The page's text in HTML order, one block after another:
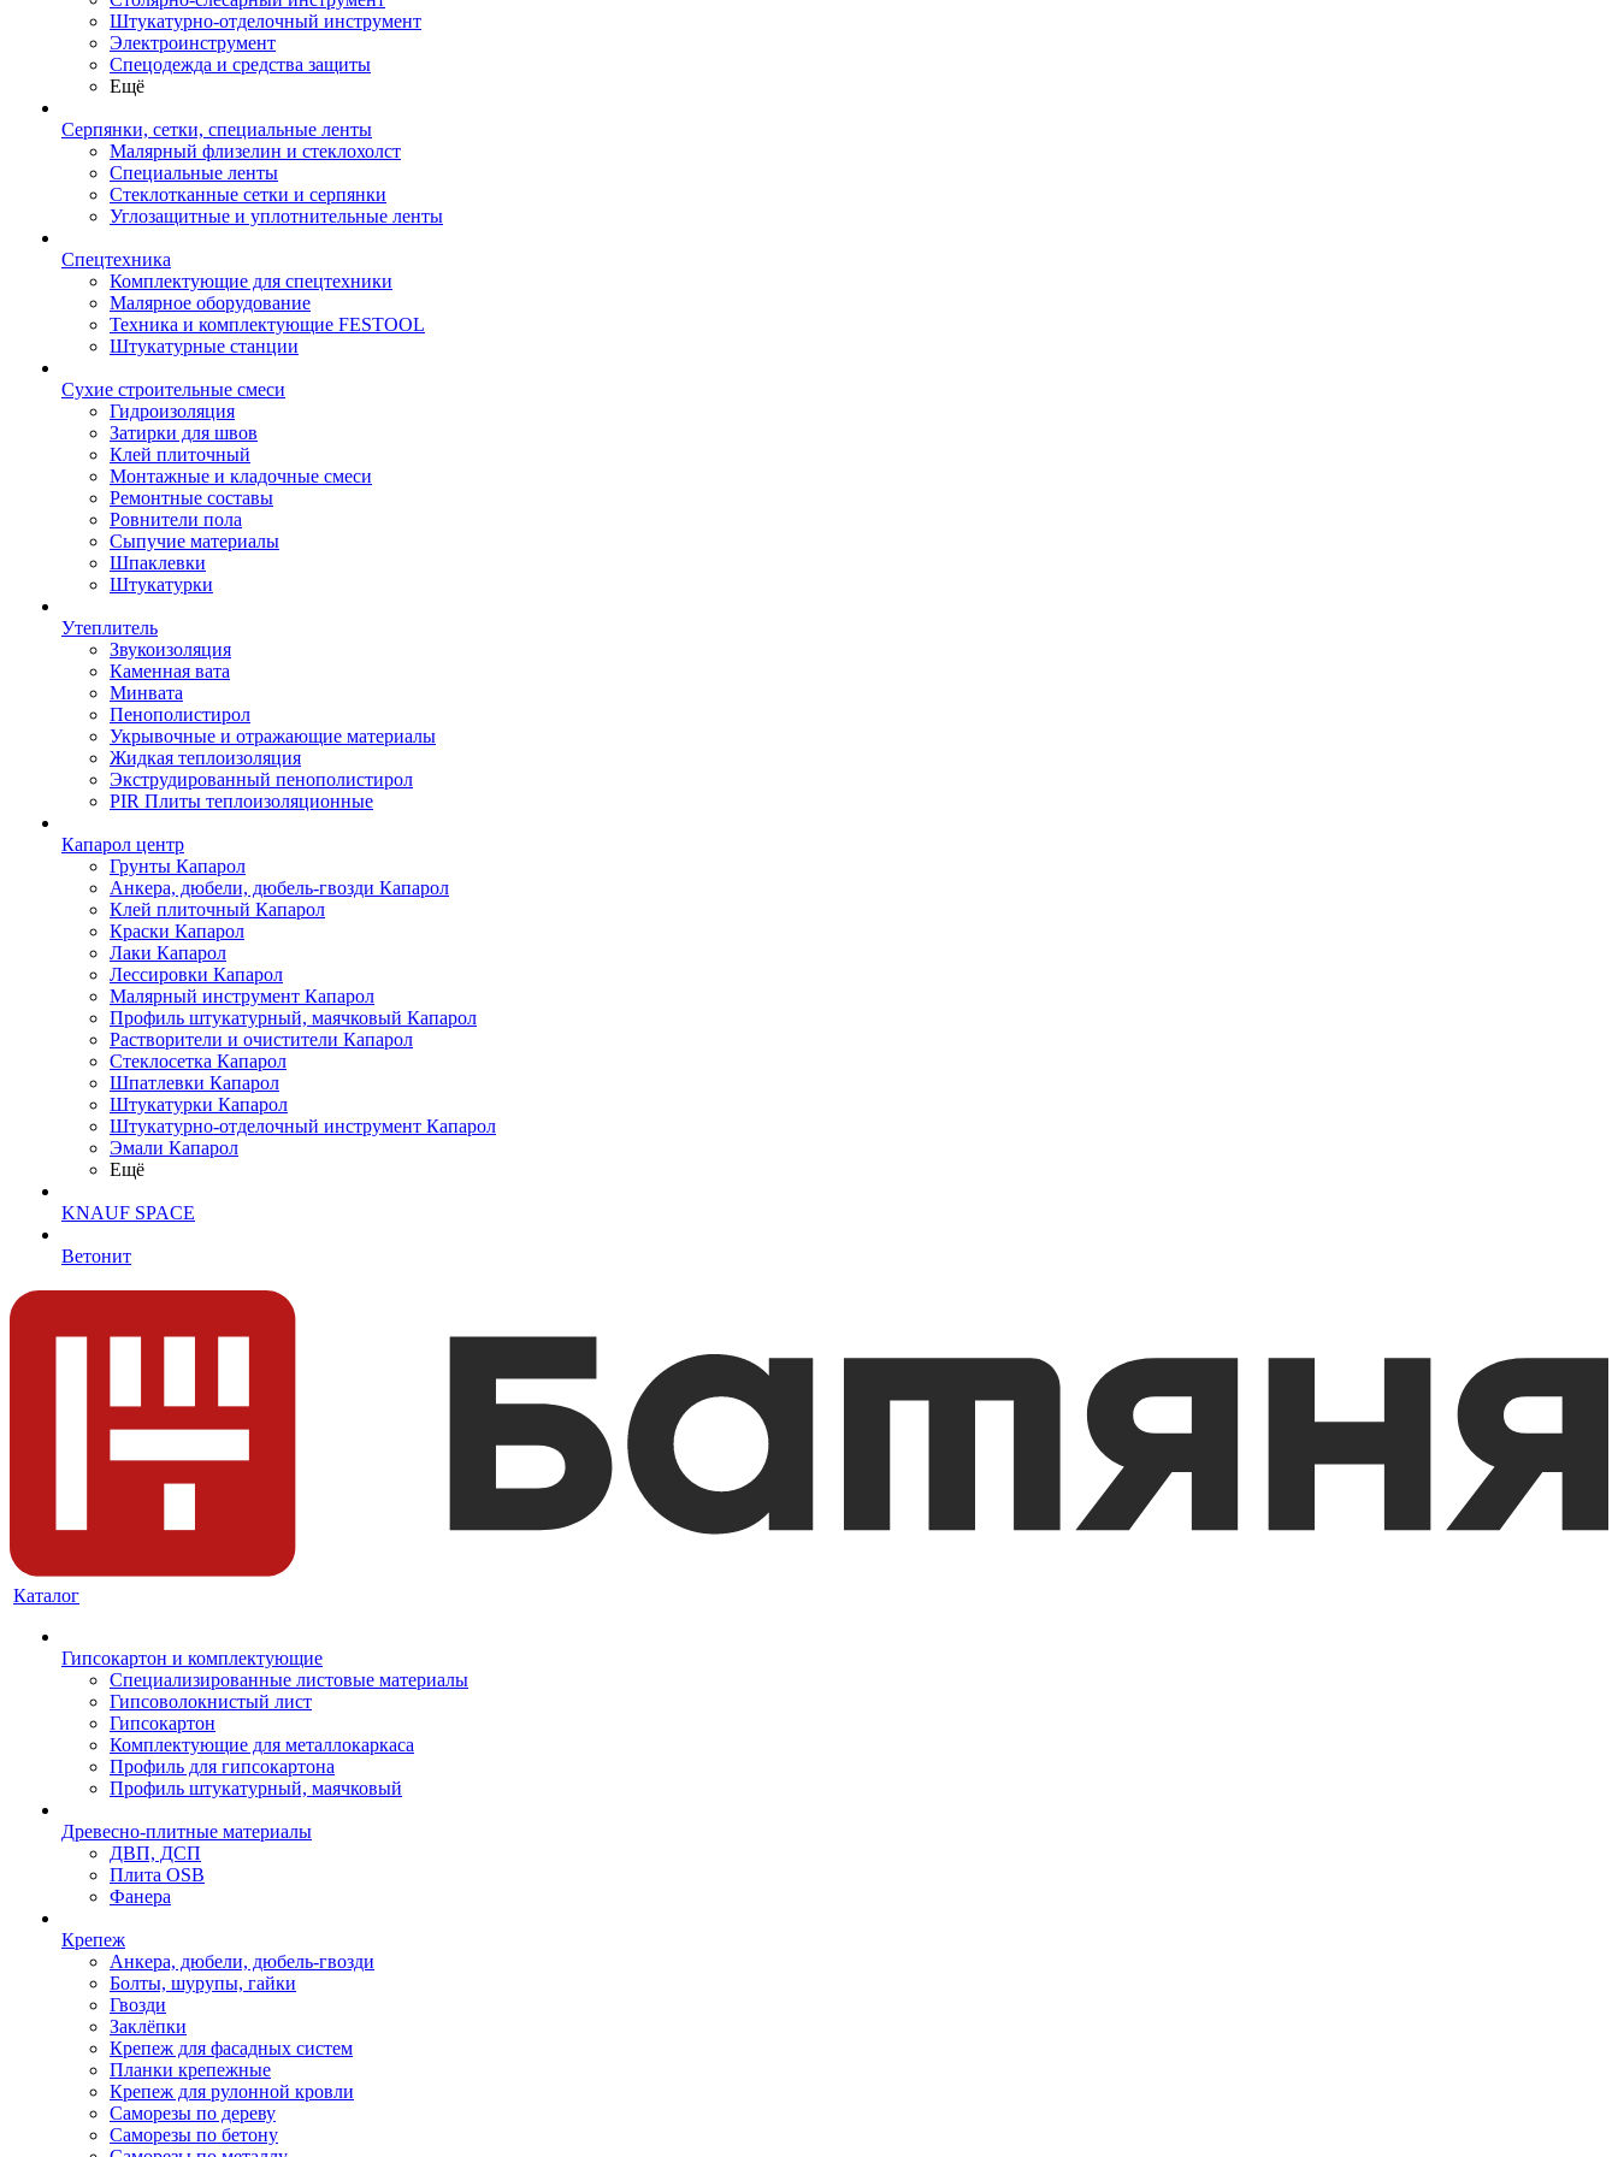
Штукатурно-отделочный инструмент
Электроинструмент
Спецодежда и средства защиты
Ещё
Серпянки, сетки, специальные ленты
Малярный флизелин и стеклохолст
Специальные ленты
Стеклотканные сетки и серпянки
Углозащитные и уплотнительные ленты
Спецтехника
Комплектующие для спецтехники
Малярное оборудование
Техника и комплектующие FESTOOL
Штукатурные станции
Сухие строительные смеси
Гидроизоляция
Затирки для швов
Клей плиточный
Монтажные и кладочные смеси
Ремонтные составы
Ровнители пола
Сыпучие материалы
Шпаклевки
Штукатурки
Утеплитель
Звукоизоляция
Каменная вата
Минвата
Пенополистирол
Укрывочные и отражающие материалы
Жидкая теплоизоляция
Экструдированный пенополистирол
PIR Плиты теплоизоляционные
Капарол центр
Грунты Капарол
Анкера, дюбели, дюбель-гвозди Капарол
Клей плиточный Капарол
Краски Капарол
Лаки Капарол
Лессировки Капарол
Малярный инструмент Капарол
Профиль штукатурный, маячковый Капарол
Растворители и очистители Капарол
Cтеклосетка Капарол
Шпатлевки Капарол
Штукатурки Капарол
Штукатурно-отделочный инструмент Капарол
Эмали Капарол
Ещё
KNAUF SPACE
Ветонит
Каталог
Гипсокартон и комплектующие
Специализированные листовые материалы
Гипсоволокнистый лист
Гипсокартон
Комплектующие для металлокаркаса
Профиль для гипсокартона
Профиль штукатурный, маячковый
Древесно-плитные материалы
ДВП, ДСП
Плита OSB
Фанера
Крепеж
Анкера, дюбели, дюбель-гвозди
Болты, шурупы, гайки
Гвозди
Заклёпки
Крепеж для фасадных систем
Планки крепежные
Крепеж для рулонной кровли
Саморезы по дереву
Саморезы по бетону